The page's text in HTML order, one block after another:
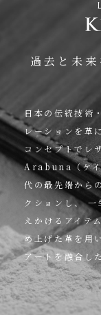
過去と未
日本の伝統技術
レーションを革
コンセプトでレ
Arabuna（ケイ
代の最先端から
クションし、一
えかけるアイテ
め上げた革を用
アートを融合し